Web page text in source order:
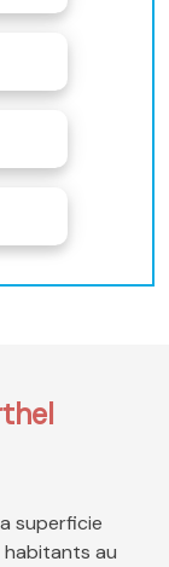
superficie
habitants au